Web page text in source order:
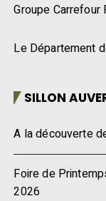
Groupe Carrefour
Le Département
SILLON
A la découverte
Foire de
2026